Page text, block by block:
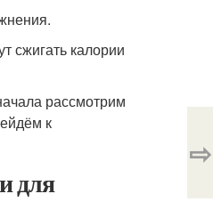
сжигать калории
рассмотрим
к
для
⇨